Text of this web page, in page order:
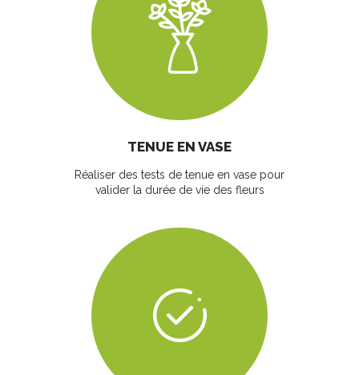
TENUE EN VASE
Réaliser des tests de tenue en vase pour
valider la durée de vie des fleurs